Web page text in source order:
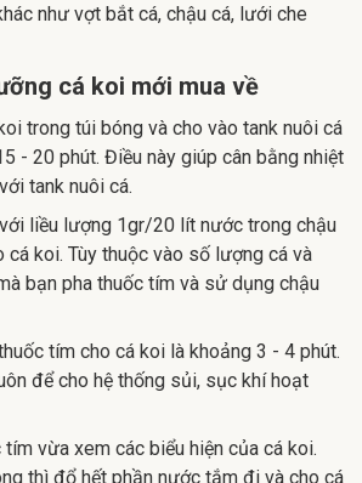
như vợt bắt cá, chậu cá, lưới che
cá koi mới mua về
trong túi bóng và cho vào tank nuôi cá
- 20 phút. Điều này giúp cân bằng nhiệt
tank nuôi cá.
liều lượng 1gr/20 lít nước trong chậu
cá koi. Tùy thuộc vào số lượng cá và
bạn pha thuốc tím và sử dụng chậu
tím cho cá koi là khoảng 3 - 4 phút.
để cho hệ thống sủi, sục khí hoạt
vừa xem các biểu hiện của cá koi.
thì đổ hết phần nước tắm đi và cho cá